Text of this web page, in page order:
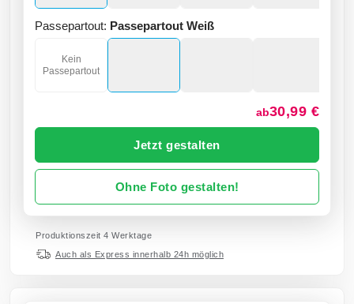
Passepartout: Passepartout Weiß
Kein
Passepartout
ab30,99 €
Jetzt gestalten
Ohne Foto gestalten!
Produktionszeit 4 Werktage
Auch als Express innerhalb 24h möglich